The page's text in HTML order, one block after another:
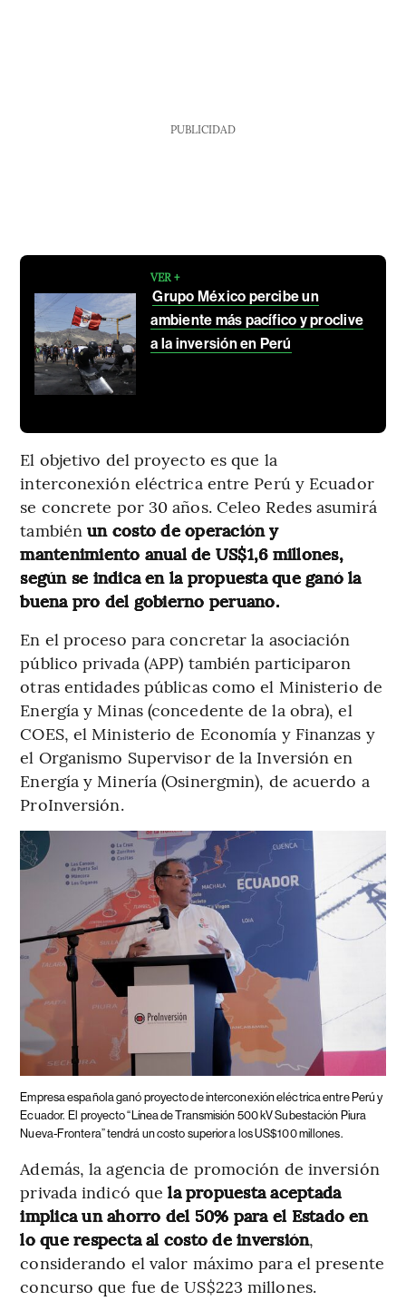
PUBLICIDAD
VER +
Grupo México percibe un
ambiente más pacífico y proclive
a la inversión en Perú
El objetivo del proyecto es que la
interconexión eléctrica entre Perú y Ecuador
se concrete por 30 años. Celeo Redes asumirá
tambiénun costo de operación y
mantenimiento anual de US$1,6 millones,
según se indica en la propuesta que ganó la
buena pro del gobierno peruano.
En el proceso para concretar la asociación
público privada (APP) también participaron
otras entidades públicas como el Ministerio de
Energía y Minas (concedente de la obra), el
COES, el Ministerio de Economía y Finanzas y
el Organismo Supervisor de la Inversión en
Energía y Minería (Osinergmin), de acuerdo a
ProInversión.
Empresa española ganó proyecto de interconexión eléctrica entre Perú y
Ecuador. El proyecto “Línea de Transmisión 500 kV Subestación Piura
Nueva-Frontera” tendrá un costo superior a los US$100 millones.
Además, la agencia de promoción de inversión
privada indicó quela propuesta aceptada
implica un ahorro del 50% para el Estado en
lo que respecta al costo de inversión,
considerando el valor máximo para el presente
concurso que fue de US$223 millones.